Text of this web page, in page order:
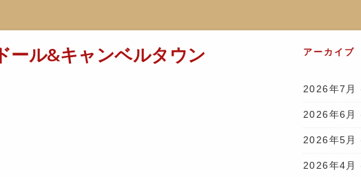
ル&キャンベルタウン
アーカイブ
2026年7月
2026年6月
2026年5月
2026年4月